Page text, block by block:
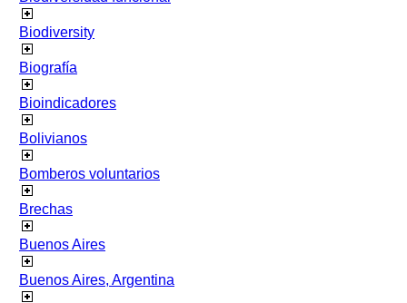
Biodiversity
Biografía
Bioindicadores
Bolivianos
Bomberos voluntarios
Brechas
Buenos Aires
Buenos Aires, Argentina